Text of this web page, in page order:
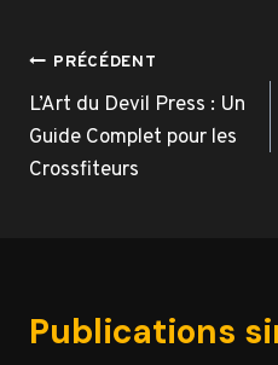
Navigation
de
l’article
PRÉCÉDENT
L’Art du Devil Press : Un
Guide Complet pour les
Crossfiteurs
Publications